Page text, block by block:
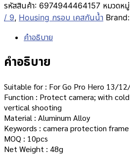
รหัสสินค้า: 6974944464157 หมวดห
/ 9, Housing กรอบ เคสกันน้ำ Brand:
คำอธิบาย
คำอธิบาย
Suitable for : For Go Pro Hero 13/
Function : Protect camera; with
vertical shooting
Material : Aluminum Alloy
Keywords : camera protection frame
MOQ : 10pcs
Net Weight : 48g